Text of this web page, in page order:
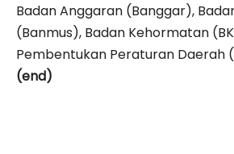
Badan Anggaran (Banggar),
(Banmus), Badan Kehormatan
Pembentukan Peraturan Daerah
(end)